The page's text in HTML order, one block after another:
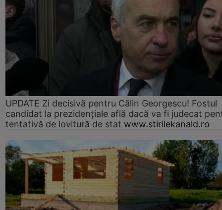
UPDATE Zi decisivă pentru Călin Georgescu! Fostul
candidat la prezidențiale află dacă va fi judecat
tentativă de lovitură de stat www.stirilekanald.ro